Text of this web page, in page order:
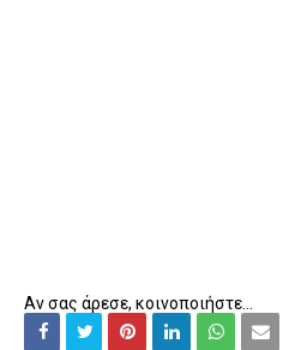
Αν σας άρεσε, κοινοποιήστε...